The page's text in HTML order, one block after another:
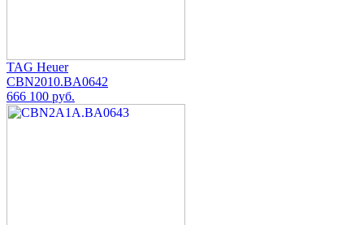
TAG Heuer
CBN2010.BA0642
666 100 руб.